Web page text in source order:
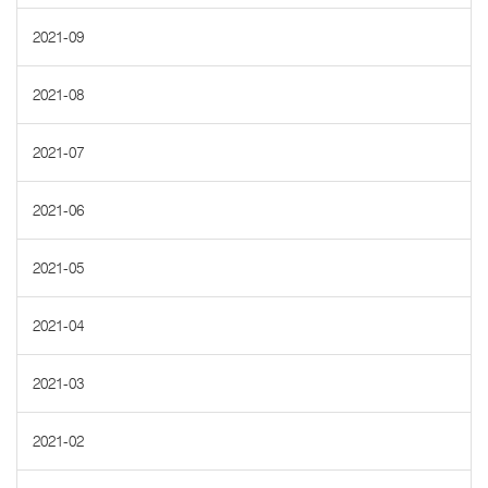
2021-09
2021-08
2021-07
2021-06
2021-05
2021-04
2021-03
2021-02